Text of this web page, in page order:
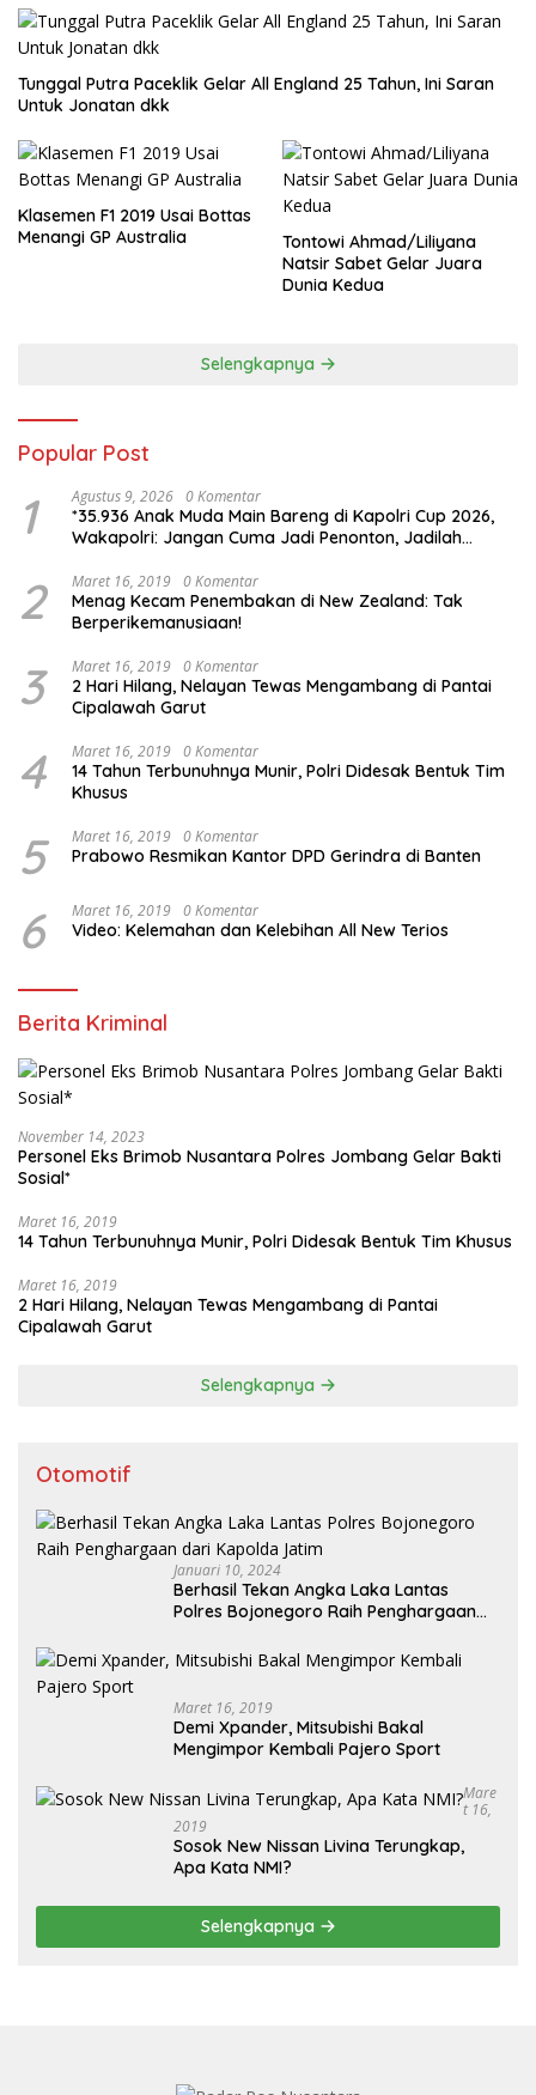
Tunggal Putra Paceklik Gelar All England 25 Tahun, Ini Saran
Untuk Jonatan dkk
Klasemen F1 2019 Usai Bottas
Menangi GP Australia
Tontowi Ahmad/Liliyana
Natsir Sabet Gelar Juara
Dunia Kedua
Selengkapnya
Popular Post
1 Agustus 9, 2026 0 Komentar
*35.936 Anak Muda Main Bareng di Kapolri Cup 2026,
Wakapolri: Jangan Cuma Jadi Penonton, Jadilah
2 Maret 16, 2019 0 Komentar
Menag Kecam Penembakan di New Zealand: Tak
Berperikemanusiaan!
3 Maret 16, 2019 0 Komentar
2 Hari Hilang, Nelayan Tewas Mengambang di Pantai
Cipalawah Garut
4 Maret 16, 2019 0 Komentar
14 Tahun Terbunuhnya Munir, Polri Didesak Bentuk Tim
Khusus
5 Maret 16, 2019 0 Komentar
Prabowo Resmikan Kantor DPD Gerindra di Banten
6 Maret 16, 2019 0 Komentar
Video: Kelemahan dan Kelebihan All New Terios
Berita Kriminal
November 14, 2023
Personel Eks Brimob Nusantara Polres Jombang Gelar Bakti
Sosial*
Maret 16, 2019
14 Tahun Terbunuhnya Munir, Polri Didesak Bentuk Tim Khusus
Maret 16, 2019
2 Hari Hilang, Nelayan Tewas Mengambang di Pantai
Cipalawah Garut
Selengkapnya
Otomotif
Januari 10, 2024
Berhasil Tekan Angka Laka Lantas
Polres Bojonegoro Raih Penghargaan
Maret 16, 2019
Demi Xpander, Mitsubishi Bakal
Mengimpor Kembali Pajero Sport
Mare
T 16,
2019
Sosok New Nissan Livina Terungkap,
Apa Kata NMI?
Selengkapnya